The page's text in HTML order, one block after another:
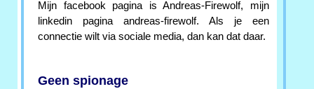
Mijn facebook pagina is Andreas-Firewolf, mijn
linkedin pagina andreas-firewolf. Als je een
connectie wilt via sociale media, dan kan dat daar.
Geen spionage